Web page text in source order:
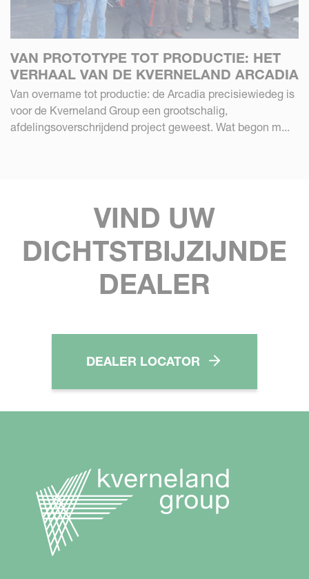
VAN PROTOTYPE TOT PRODUCTIE: HET
VERHAAL VAN DE KVERNELAND ARCADIA
Van overname tot productie: de Arcadia precisiewiedeg is
voor de Kverneland Group een grootschalig,
afdelingsoverschrijdend project geweest. Wat begon m...
VIND UW
DICHTSTBIJZIJNDE
DEALER
DEALER LOCATOR